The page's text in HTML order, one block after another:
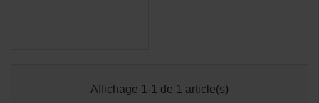
Affichage 1-1 de 1 article(s)